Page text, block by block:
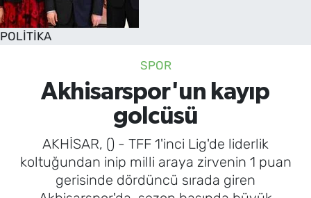
POLİTİKA
SPOR
Akhisarspor'un kayıp
golcüsü
AKHİSAR, () - TFF 1'inci Lig'de liderlik
koltuğundan inip milli araya zirvenin 1 puan
gerisinde dördüncü sırada giren